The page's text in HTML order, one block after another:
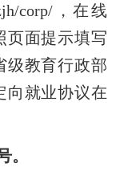
corp/ ，在线
页面提示填写
级教育行政部
向就业协议在
。